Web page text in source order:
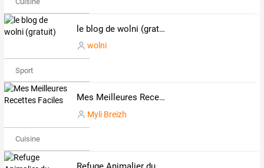
le blog de wolni (gratuit)
wolni
Sport
Mes Meilleures Recettes Faciles
Myli Breizh
Cuisine